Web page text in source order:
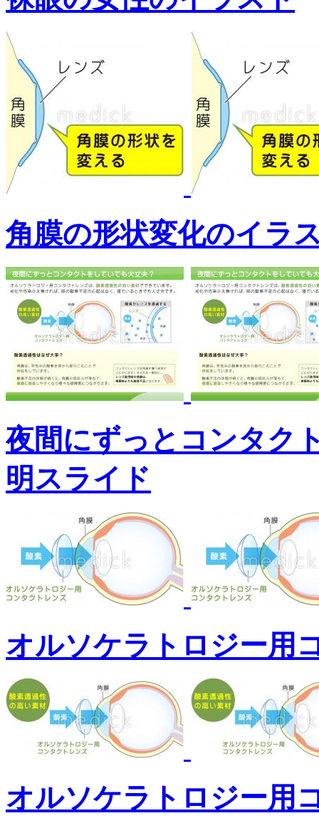
角膜の形状変化のイラ
夜間にずっとコンタク
明スライド
オルソケラトロジー用
オルソケラトロジー用